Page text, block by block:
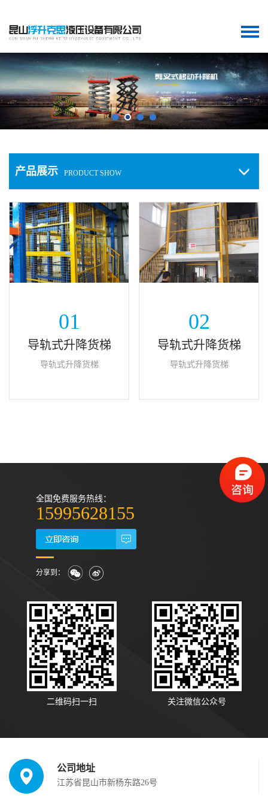
产品展示 PRODUCT SHOW
01
导轨式升降货梯
导轨式升降货梯
02
导轨式升降货梯
导轨式升降货梯
全国免费服务热线：
15995628155
分享到：
二维码扫一扫 关注微信公众号
公司地址
江苏省昆山市新杨东路26号